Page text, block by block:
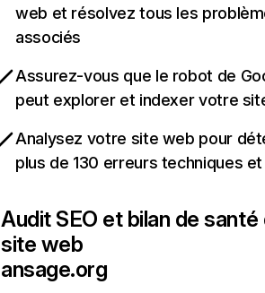
web et résolvez tous les
associés
Assurez-vous que le robot de
peut explorer et indexer votre
Analysez votre site web pour
plus de 130 erreurs techniques et
Audit SEO et bilan de santé
site web
ansage.org